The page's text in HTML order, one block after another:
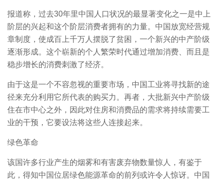
报道称，过去30年里中国人口状况的最显著变化之一是中上
阶层的兴起和这个阶层消费者拥有的力量。中国放宽经营规
章制度，使成百上千万人摆脱了贫困，一个新兴的中产阶级
逐渐形成。这个崭新的个人繁荣时代通过增加消费、而且是
稳步增长的消费刺激了经济。
由于这是一个不容忽视的重要市场，中国工业将寻找新的途
径来充分利用它所代表的购买力。再者，大批新兴中产阶级
住在市中心之外，因此对住房和消费品的需求将持续需要工
业的干预，它要设法将这些人连接起来。
绿色革命
该国许多行业产生的烟雾和有害废弃物数量惊人，有鉴于
此，得知中国位居绿色能源革命的前列或许令人惊讶。中国